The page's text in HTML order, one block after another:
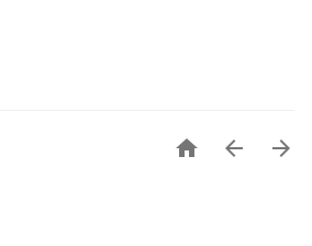
  